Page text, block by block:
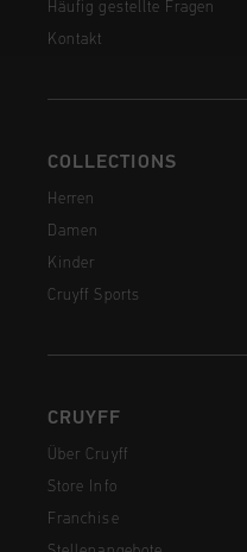
Häufig gestellte Fragen
Kontakt
COLLECTIONS
Herren
Damen
Kinder
Cruyff Sports
CRUYFF
Über Cruyff
Store Info
Franchise